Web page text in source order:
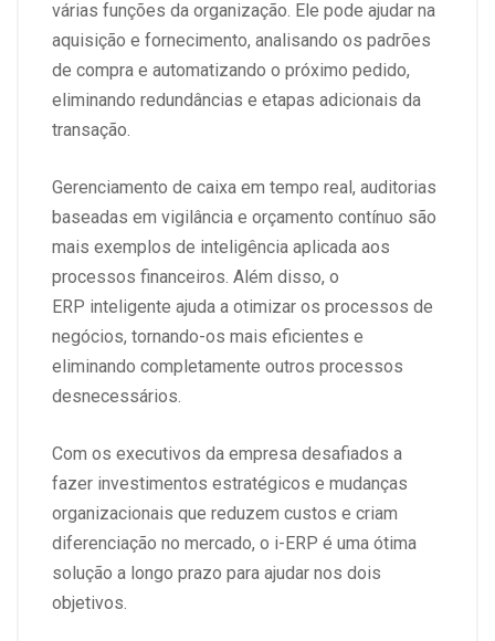
várias funções da organização. Ele pode ajudar na
aquisição e fornecimento, analisando os padrões
de compra e automatizando o próximo pedido,
eliminando redundâncias e etapas adicionais da
transação.
Gerenciamento de caixa em tempo real, auditorias
baseadas em vigilância e orçamento contínuo são
mais exemplos de inteligência aplicada aos
processos financeiros. Além disso, o
ERP inteligente ajuda a otimizar os processos de
negócios, tornando-os mais eficientes e
eliminando completamente outros processos
desnecessários.
Com os executivos da empresa desafiados a
fazer investimentos estratégicos e mudanças
organizacionais que reduzem custos e criam
diferenciação no mercado, o i-ERP é uma ótima
solução a longo prazo para ajudar nos dois
objetivos.